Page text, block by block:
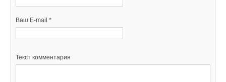
Ваш E-mail *
Текст комментария